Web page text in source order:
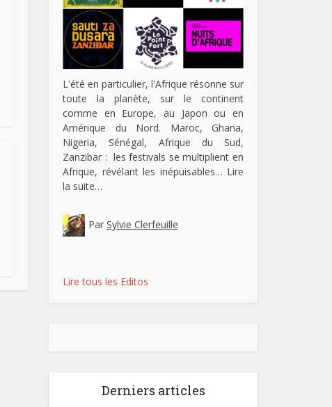
L'été en particulier, l'Afrique résonne sur
toute la planète, sur le continent
comme en Europe, au Japon ou en
Amérique du Nord. Maroc, Ghana,
Nigeria, Sénégal, Afrique du Sud,
Zanzibar : les festivals se multiplient en
Afrique, révélant les inépuisables… Lire
la suite…
Par Sylvie Clerfeuille
Lire tous les Editos
Derniers articles